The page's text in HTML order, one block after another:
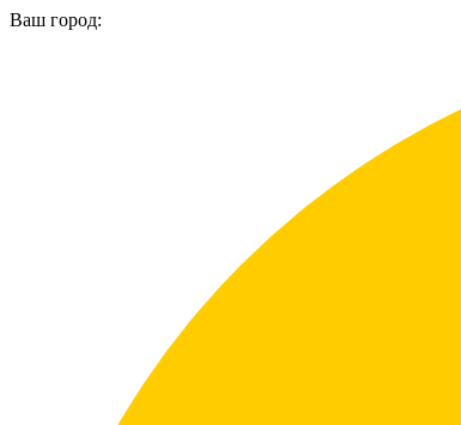
Ваш город: